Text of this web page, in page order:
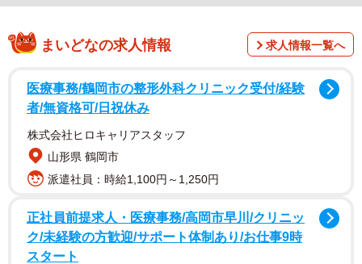
まいどなの求人情報 求人情報一覧へ
医療事務/鶴岡市の整形外科クリニック受付/経験
者/無資格可/日祝休み
株式会社ヒロキャリアスタッフ
山形県 鶴岡市
派遣社員：時給1,100円～1,250円
正社員前提求人・医療事務/高岡市早川/クリニッ
ク/未経験の方歓迎/サポート体制あり/お仕事9時
スタート